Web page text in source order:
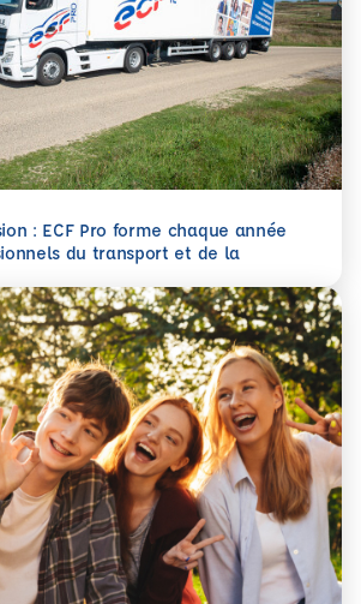
: ECF Pro forme chaque année
du transport et de la
: ECF Pro forme chaque année 110